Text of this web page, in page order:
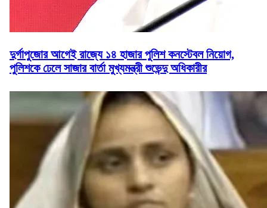
দুর্গাপুজোর আগেই রাজ্যে ১৪ হাজার পুলিশ কনস্টেবল নিয়োগ,
পুলিশকে ঢেলে সাজার বার্তা মুখ্যমন্ত্রী শুভেন্দু অধিকারীর